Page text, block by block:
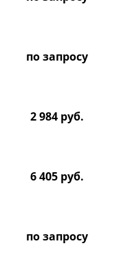
по запросу
2 984 руб.
6 405 руб.
по запросу